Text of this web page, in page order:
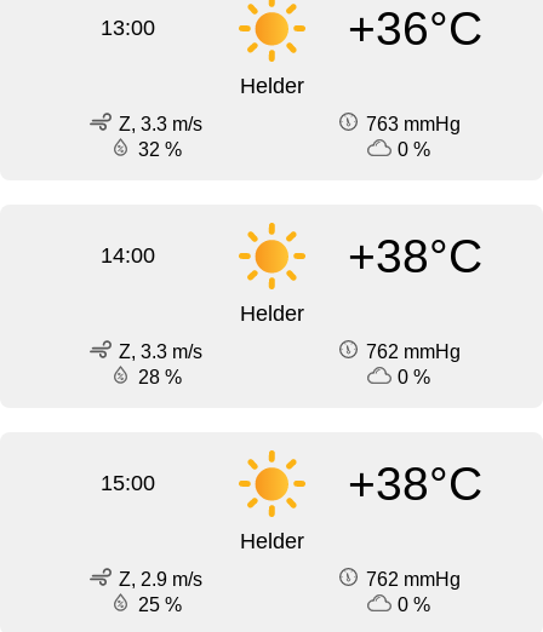
13:00 +36°C
Helder
Z, 3.3 m/s
763 mmHg
32 %
0 %
14:00 +38°C
Helder
Z, 3.3 m/s
762 mmHg
28 %
0 %
15:00 +38°C
Helder
Z, 2.9 m/s
762 mmHg
25 %
0 %